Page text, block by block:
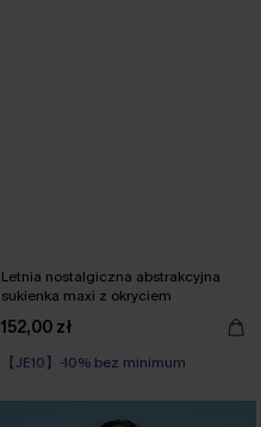
Letnia nostalgiczna abstrakcyjna
sukienka maxi z okryciem
152,00 zł
【JE10】-10% bez minimum